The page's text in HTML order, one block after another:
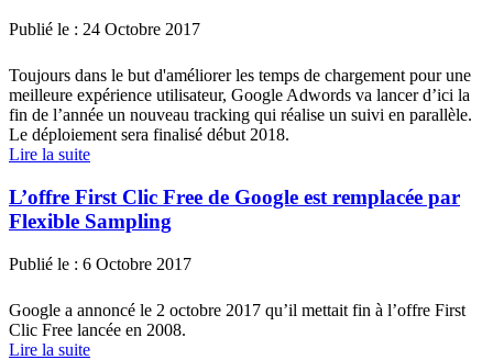
Publié le : 24 Octobre 2017
Toujours dans le but d'améliorer les temps de chargement pour une
meilleure expérience utilisateur, Google Adwords va lancer d’ici la
fin de l’année un nouveau tracking qui réalise un suivi en parallèle.
Le déploiement sera finalisé début 2018.
Lire la suite
L’offre First Clic Free de Google est remplacée par
Flexible Sampling
Publié le : 6 Octobre 2017
Google a annoncé le 2 octobre 2017 qu’il mettait fin à l’offre First
Clic Free lancée en 2008.
Lire la suite